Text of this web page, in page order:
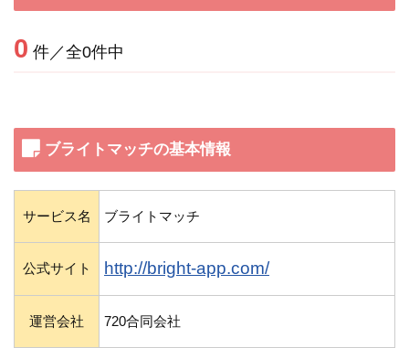
0 件／全0件中
ブライトマッチの基本情報
サービス名 ブライトマッチ
公式サイト http://bright-app.com/
運営会社 720合同会社